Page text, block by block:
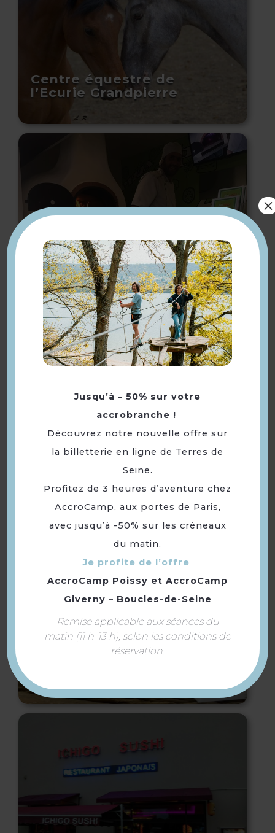
Centre équestre de
l’Ecurie Grandpierre
BioPizza
Jusqu’à – 50% sur votre
accrobranche !
Découvrez notre nouvelle offre sur
la billetterie en ligne de Terres de
Seine.
Profitez de 3 heures d’aventure chez
AccroCamp, aux portes de Paris,
avec jusqu’à -50% sur les créneaux
du matin.
Je profite de l’offre
AccroCamp Poissy et AccroCamp
Giverny – Boucles-de-Seine
Remise applicable aux séances du
matin (11 h-13 h), selon les conditions de
réservation.
×